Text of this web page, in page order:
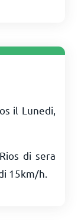
il Lunedi,
di sera
15km/h